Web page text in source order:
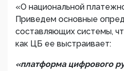
«О национальной
Приведем основные
составляющих системы,
как ЦБ ее выстраивает:
«платформа цифрового